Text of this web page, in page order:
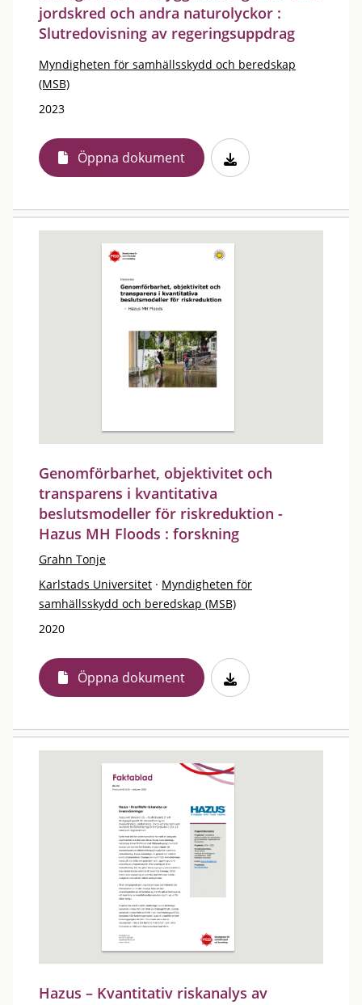
jordskred och andra naturolyckor :
Slutredovisning av regeringsuppdrag
Myndigheten för samhällsskydd och beredskap
(MSB)
2023
Öppna dokument
Genomförbarhet, objektivitet och
transparens i kvantitativa
beslutsmodeller för riskreduktion -
Hazus MH Floods : forskning
Grahn Tonje
Karlstads Universitet · Myndigheten för
samhällsskydd och beredskap (MSB)
2020
Öppna dokument
Hazus – Kvantitativ riskanalys av